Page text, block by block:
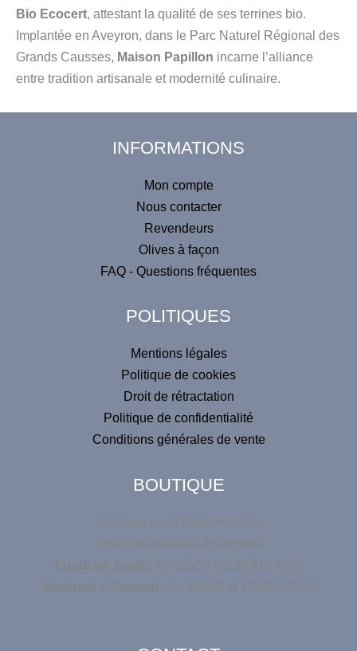
Bio Ecocert, attestant la qualité de ses terrines bio.
Implantée en Aveyron, dans le Parc Naturel Régional des
Grands Causses, Maison Papillon incarne l’alliance
entre tradition artisanale et modernité culinaire.
INFORMATIONS
Mon compte
Nous contacter
Revendeurs
Olives à façon
FAQ - Questions fréquentes
POLITIQUES
Mentions légales
Politique de cookies
Droit de rétractation
Politique de confidentialité
Conditions générales de vente
BOUTIQUE
10 avenue de Roquerousse
13520 Maussane-Les-Alpilles
Lundi au Jeudi : 8h-12h30 et 13h30-17h30
Vendredi et Samedi : 8h-12h30 et 13h30-17h00